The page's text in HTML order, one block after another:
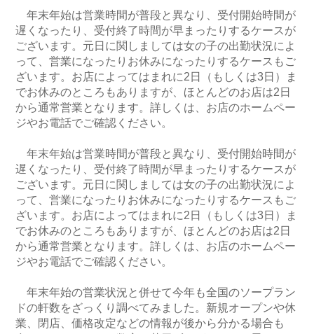
年末年始は営業時間が普段と異なり、受付開始時間が
遅くなったり、受付終了時間が早まったりするケースが
ございます。元日に関しましては女の子の出勤状況によ
って、営業になったりお休みになったりするケースもご
ざいます。お店によってはまれに2日（もしくは3日）ま
でお休みのところもありますが、ほとんどのお店は2日
から通常営業となります。詳しくは、お店のホームペー
ジやお電話でご確認ください。
年末年始は営業時間が普段と異なり、受付開始時間が
遅くなったり、受付終了時間が早まったりするケースが
ございます。元日に関しましては女の子の出勤状況によ
って、営業になったりお休みになったりするケースもご
ざいます。お店によってはまれに2日（もしくは3日）ま
でお休みのところもありますが、ほとんどのお店は2日
から通常営業となります。詳しくは、お店のホームペー
ジやお電話でご確認ください。
年末年始の営業状況と併せて今年も全国のソープラン
ドの軒数をざっくり調べてみました。新規オープンや休
業、閉店、価格改定などの情報が後から分かる場合も